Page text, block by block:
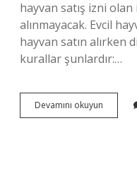
hayvan satış izni
alınmayacak. Evcil
hayvan satın alırken
kurallar şunlardır:…
Devamını okuyun
Hayvan